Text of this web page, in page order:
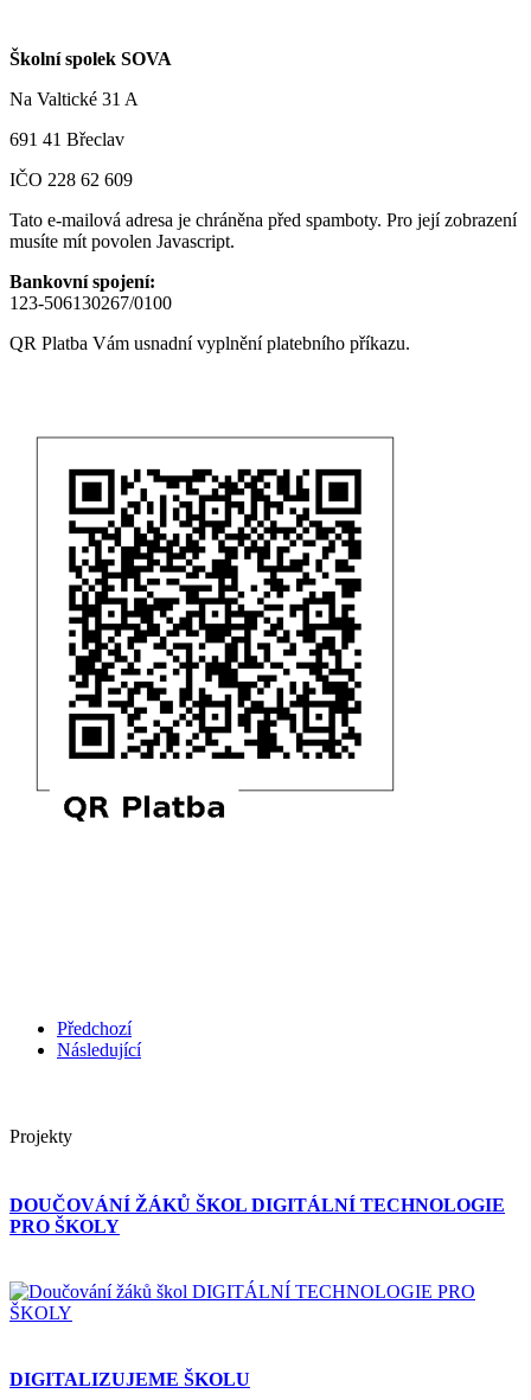
Školní spolek SOVA
Na Valtické 31 A
691 41 Břeclav
IČO 228 62 609
Tato e-mailová adresa je chráněna před spamboty. Pro její zobrazení
musíte mít povolen Javascript.
Bankovní spojení:
123-506130267/0100
QR Platba Vám usnadní vyplnění platebního příkazu.
Předchozí
Následující
Projekty
DOUČOVÁNÍ ŽÁKŮ ŠKOL DIGITÁLNÍ TECHNOLOGIE
PRO ŠKOLY
DIGITALIZUJEME ŠKOLU